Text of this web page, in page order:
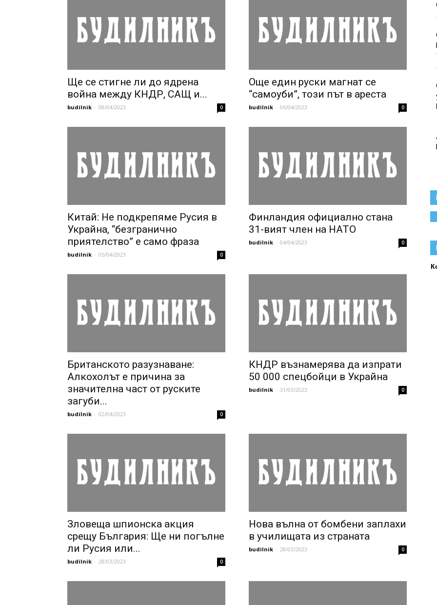
Ще се стигне ли до ядрена
война между КНДР, САЩ и...
budilnik - 08/04/2023 0
Още един руски магнат се
“самоуби”, този път в ареста
budilnik - 06/04/2023 0
Китай: Не подкрепяме Русия в
Украйна, “безгранично
приятелство” е само фраза
budilnik - 05/04/2023 0
Финландия официално стана
31-вият член на НАТО
budilnik - 04/04/2023 0
Британското разузнаване:
Алкохолът е причина за
значителна част от руските
загуби...
budilnik - 02/04/2023 0
КНДР възнамерява да изпрати
50 000 спецбойци в Украйна
budilnik - 31/03/2023 0
Зловеща шпионска акция
срещу България: Ще ни погълне
ли Русия или...
budilnik - 28/03/2023 0
Нова вълна от бомбени заплахи
в училищата из страната
budilnik - 28/03/2023 0